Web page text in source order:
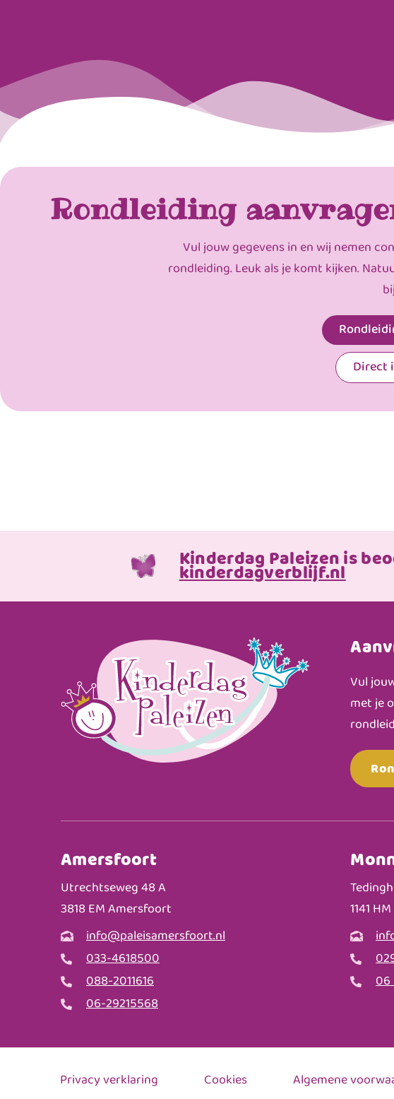
Rondleiding
Vul jouw gegevens in en wij nemen
rondleiding. Leuk als je komt kijken.
Direct
Kinderdag Paleizen is
kinderdagverblijf.nl
Vul
met je
Amersfoort
Utrechtseweg 48 A
3818 EM Amersfoort
info@paleisamersfoort.nl
033-4618500
088-2011616
06-29215568
1141
06
Privacy verklaring Cookies Algemene